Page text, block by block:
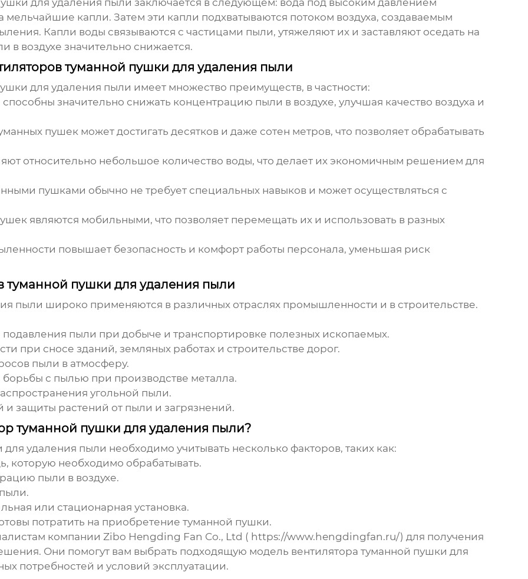
для удаления пыли заключается в следующем: вода под высоким давлением
мельчайшие капли. Затем эти капли подхватываются потоком воздуха, создаваемым
Капли воды связываются с частицами пыли, утяжеляют их и заставляют оседать на
воздухе значительно снижается.
туманной пушки для удаления пыли
для удаления пыли имеет множество преимуществ, в частности:
значительно снижать концентрацию пыли в воздухе, улучшая качество воздуха и
пушек может достигать десятков и даже сотен метров, что позволяет обрабатывать
относительно небольшое количество воды, что делает их экономичным решением для
пушками обычно не требует специальных навыков и может осуществляться с
являются мобильными, что позволяет перемещать их и использовать в разных
повышает безопасность и комфорт работы персонала, уменьшая риск
туманной пушки для удаления пыли
пыли широко применяются в различных отраслях промышленности и в строительстве.
пыли при добыче и транспортировке полезных ископаемых.
при сносе зданий, земляных работах и строительстве дорог.
пыли в атмосферу.
с пылью при производстве металла.
угольной пыли.
защиты растений от пыли и загрязнений.
туманной пушки для удаления пыли?
для удаления пыли необходимо учитывать несколько факторов, таких как:
которую необходимо обрабатывать.
пыли в воздухе.
или стационарная установка.
потратить на приобретение туманной пушки.
компании Zibo Hengding Fan Co., Ltd ( https://www.hengdingfan.ru/) для получения
Они помогут вам выбрать подходящую модель вентилятора туманной пушки для
потребностей и условий эксплуатации.